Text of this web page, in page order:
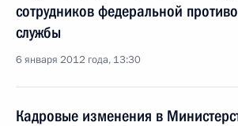
сотрудников федеральной
службы
6 января 2012 года, 13:30
Кадровые изменения в